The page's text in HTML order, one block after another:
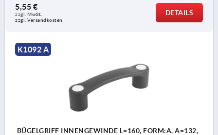
5,55 €
zzgl. MwSt.
zzgl. Versandkosten
DETAILS
K1092 A
BÜGELGRIFF INNENGEWINDE L=160, FORM:A, A=132,